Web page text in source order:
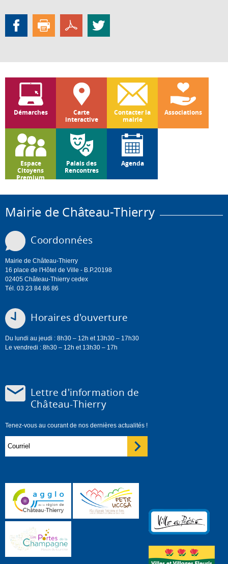
Démarches
Carte
interactive
Contacter la
mairie
Associations
Espace
Citoyens
Premium
Palais des
Rencontres
Agenda
Mairie de Château-Thierry
Coordonnées
Mairie de Château-Thierry
16 place de l'Hôtel de Ville - B.P.20198
02405 Château-Thierry cedex
Tél. 03 23 84 86 86
Horaires d'ouverture
Du lundi au jeudi : 8h30 – 12h et 13h30 – 17h30
Le vendredi : 8h30 – 12h et 13h30 – 17h
Lettre d'information de
Château-Thierry
Tenez-vous au courant de nos dernières actualités !